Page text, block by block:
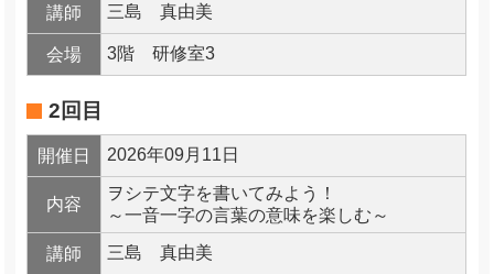
講師 三島 真由美
会場 3階 研修室3
2回目
開催日 2026年09月11日
内容
ヲシテ文字を書いてみよう！
～一音一字の言葉の意味を楽しむ～
講師 三島 真由美